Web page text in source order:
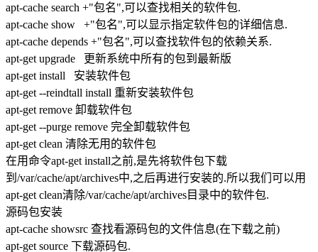
apt-cache search +"包名",可以查找相关的软件包.
apt-cache show +"包名",可以显示指定软件包的详细信息.
apt-cache depends +"包名",可以查找软件包的依赖关系.
apt-get upgrade 更新系统中所有的包到最新版
apt-get install 安装软件包
apt-get --reindtall install 重新安装软件包
apt-get remove 卸载软件包
apt-get --purge remove 完全卸载软件包
apt-get clean 清除无用的软件包
在用命令apt-get install之前,是先将软件包下载
到/var/cache/apt/archives中,之后再进行安装的.所以我们可以用
apt-get clean清除/var/cache/apt/archives目录中的软件包.
源码包安装
apt-cache showsrc 查找看源码包的文件信息(在下载之前)
apt-get source 下载源码包.